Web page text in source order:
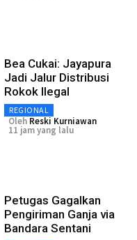
Bea Cukai: Jayapura
Jadi Jalur Distribusi
Rokok Ilegal
REGIONAL
Oleh Reski Kurniawan
11 jam yang lalu
Petugas Gagalkan
Pengiriman Ganja via
Bandara Sentani